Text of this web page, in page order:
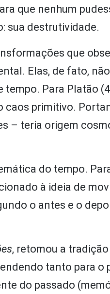
que nenhum
sua destrutividade.
que
Elas, de fato,
Para Platão
caos primitivo.
– teria origem
do tempo.
à ideia de
o antes e o
, retomou a
tanto para o
do passado